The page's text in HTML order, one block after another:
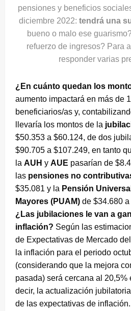
pensiones y beneficios
diciembre 2022: tendrá una
bueno o malo ese
refuerzo de ingresos? Para
responder varias
¿En cuánto quedan los
aumento impactará en más de
beneficiarios/as y,
llevaría los montos de la
$50.353 a $60.124, de dos
$90.705 a $107.249, en tanto
la AUH y AUE pasarían de
las pensiones no
$35.081 y la Pensión
Mayores (PUAM) de $34.680
¿Las jubilaciones le van a
inflación? Según las
de Expectativas de Mercado
la inflación para el periodo
(considerando que la mejora
pasada) será cercana al 20,5%
decir, la actualización
de las expectativas de